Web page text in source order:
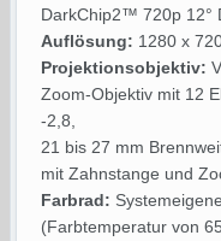
DarkChip2™ 720p 12°
Auflösung: 1280 x
Projektionsobjektiv:
Zoom-Objektiv mit 12
-2,8,
21 bis 27 mm
mit Zahnstange und
Farbrad:
(Farbtemperatur von